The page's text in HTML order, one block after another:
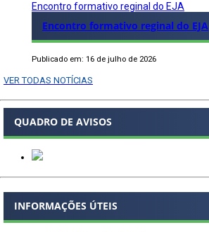
Encontro formativo reginal do EJA
Encontro formativo reginal do EJA
Publicado em: 16 de julho de 2026
VER TODAS NOTÍCIAS
QUADRO DE AVISOS
INFORMAÇÕES ÚTEIS